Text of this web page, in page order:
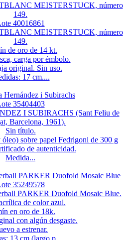
MEISTERSTUCK, número
149.
40016861
MEISTERSTUCK, número
149.
de oro de 14 kt.
carga por émbolo.
original. Sin uso.
17 cm....
Hernández i Subirachs
35404403
I SUBIRACHS (Sant Feliu de
Barcelona, 1961).
Sin título.
sobre papel Fedrigoni de 300 g
de autenticidad.
Medida...
PARKER Duofold Mosaic Blue
35249578
PARKER Duofold Mosaic Blue.
de color azul.
en oro de 18k.
con algún desgaste.
a estrenar.
13 cm (largo p...